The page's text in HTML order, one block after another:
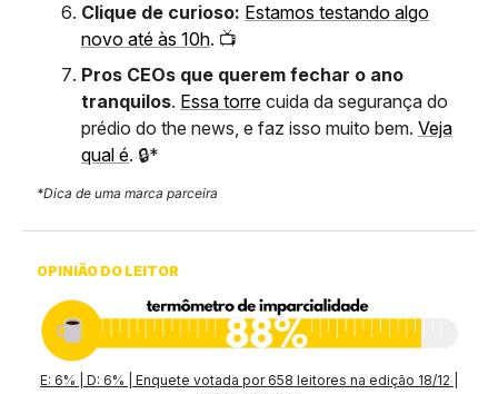
Clique de curioso: Estamos testando algo
novo até às 10h. 📺️
Pros CEOs que querem fechar o ano
tranquilos. Essa torre cuida da segurança do
prédio do the news, e faz isso muito bem. Veja
qual é. 🔒*
*Dica de uma marca parceira
OPINIÃO DO LEITOR
E: 6% | D: 6% | Enquete votada por 658 leitores na edição 18/12 |